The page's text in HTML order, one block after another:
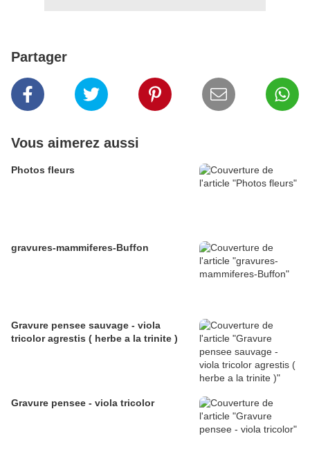
Partager
Vous aimerez aussi
Photos fleurs
gravures-mammiferes-Buffon
Gravure pensee sauvage - viola
tricolor agrestis ( herbe a la trinite )
Gravure pensee - viola tricolor